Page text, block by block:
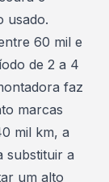
usado.
60 mil e
de 2 a 4
faz
marcas
mil km, a
substituir a
um alto